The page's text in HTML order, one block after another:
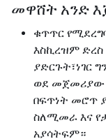
መዋሸት አንድ
ቁጥጥር
እስኪረዝም
ያድርጉት፣ነገር
ወደ መጀመሪያው
በፍጥነት መሮጥ
ስለሚመራ እና
አያሳትፍም።